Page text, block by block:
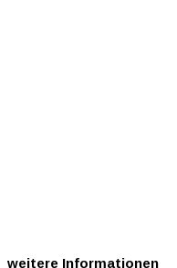
weitere Informationen